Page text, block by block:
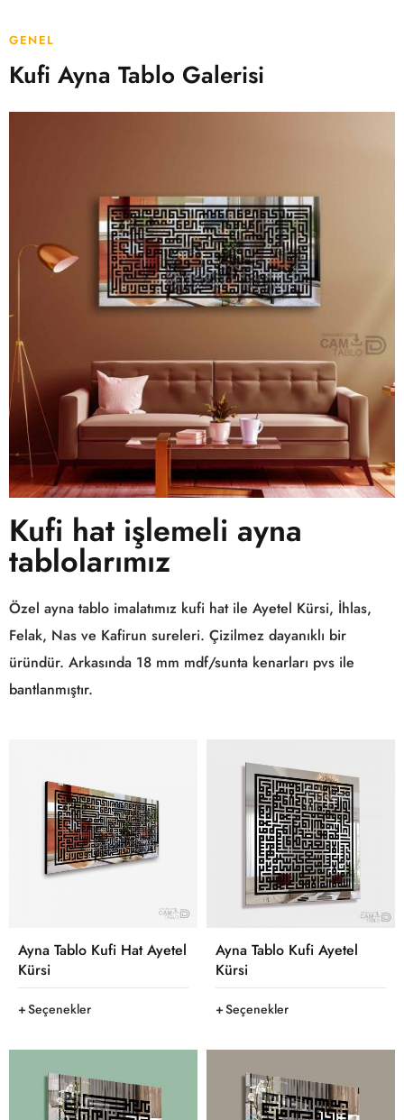
GENEL
Kufi Ayna Tablo Galerisi
Kufi hat işlemeli ayna
tablolarımız
Özel ayna tablo imalatımız kufi hat ile Ayetel Kürsi, İhlas,
Felak, Nas ve Kafirun sureleri. Çizilmez dayanıklı bir
üründür. Arkasında 18 mm mdf/sunta kenarları pvs ile
bantlanmıştır.
Ayna Tablo Kufi Hat Ayetel
Kürsi
Seçenekler
Ayna Tablo Kufi Ayetel
Kürsi
Seçenekler